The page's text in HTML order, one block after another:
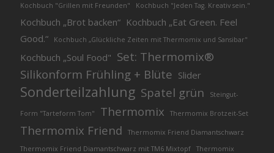
Kochbuch "Grillen mit Freunden"
Kochbuch "Jeden Tag. Kreativ sein."
Kochbuch „Brot backen“ Kochbuch „Eat Green. Feel
Good.“
Kochbuch „Glückliche Zeiten mit Thermomix und Sansibar"
Kochbuch „Soul Food" Set: Thermomix®
Silikonform Frühling + Blüte Slider
Sonderteilzahlung Spatel grün Steingut-
Form "Tarteform Tom" Thermomix Thermomix Brotzeit-Set
Thermomix Friend
Thermomix Friend Diamantschwarz
Thermomix Friend Diamantschwarz mit TM6 Mixtopf
Thermomix